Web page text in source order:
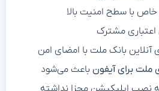
با سطح امنیت بالا
اعتباری مشترک
آنلاین بانک ملت با امضای امن
برای آیفون باعث می‌شود